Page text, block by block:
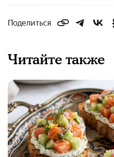
Поделиться
Читайте также